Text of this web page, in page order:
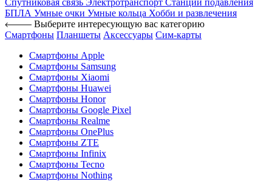
Спутниковая связь Электротранспорт Станции подавления
БПЛА Умные очки Умные кольца Хобби и развлечения
Выберите интересующую вас категорию
Смартфоны Планшеты Аксессуары Сим-карты
Смартфоны Apple
Смартфоны Samsung
Смартфоны Xiaomi
Смартфоны Huawei
Смартфоны Honor
Смартфоны Google Pixel
Смартфоны Realme
Смартфоны OnePlus
Смартфоны ZTE
Смартфоны Infinix
Смартфоны Tecno
Смартфоны Nothing